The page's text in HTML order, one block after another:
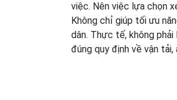
việc. Nên việc lựa chọn
Không chỉ giúp tối ưu
dân. Thực tế, không
đúng quy định về vận